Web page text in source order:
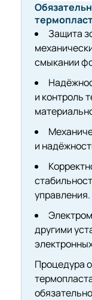
Защита
смыкании
и контроль
и
управления.
другими
Процедура